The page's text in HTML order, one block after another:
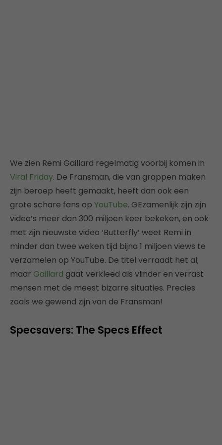
We zien Remi Gaillard regelmatig voorbij komen in
Viral Friday. De Fransman, die van grappen maken
zijn beroep heeft gemaakt, heeft dan ook een
grote schare fans op YouTube. GEzamenlijk zijn zijn
video’s meer dan 300 miljoen keer bekeken, en ook
met zijn nieuwste video ‘Butterfly’ weet Remi in
minder dan twee weken tijd bijna 1 miljoen views te
verzamelen op YouTube. De titel verraadt het al;
maar Gaillard gaat verkleed als vlinder en verrast
mensen met de meest bizarre situaties. Precies
zoals we gewend zijn van de Fransman!
Specsavers: The Specs Effect